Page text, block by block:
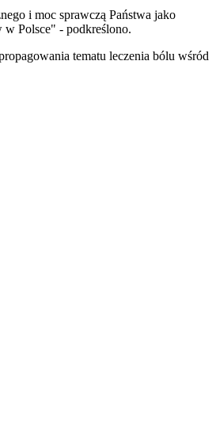
i moc sprawczą Państwa jako
w Polsce" - podkreślono.
tematu leczenia bólu wśród